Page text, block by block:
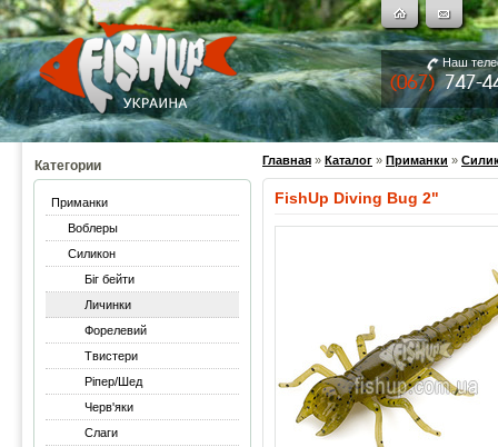
Наш
Категории
Приманки
Воблеры
Силикон
Біг бейти
Личинки
Форелевий
Твистери
Ріпер/Шед
Черв'яки
Слаги
Главная » Каталог » Приманки »
FishUp Diving Bug 2"